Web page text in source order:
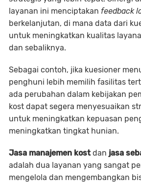
layanan ini menciptakan feedback
berkelanjutan, di mana data dari
untuk meningkatkan kualitas
dan sebaliknya.
Sebagai contoh, jika kuesioner
penghuni lebih memilih fasilitas
ada perubahan dalam kebijakan
kost dapat segera menyesuaikan
untuk meningkatkan kepuasan
meningkatkan tingkat hunian.
Jasa manajemen kostdan jasa
adalah dua layanan yang sangat
mengelola dan mengembangkan